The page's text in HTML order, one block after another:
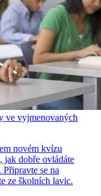
ve vyjmenovaných
novém kvízu
jak dobře ovládáte
se na
ze školních lavic.